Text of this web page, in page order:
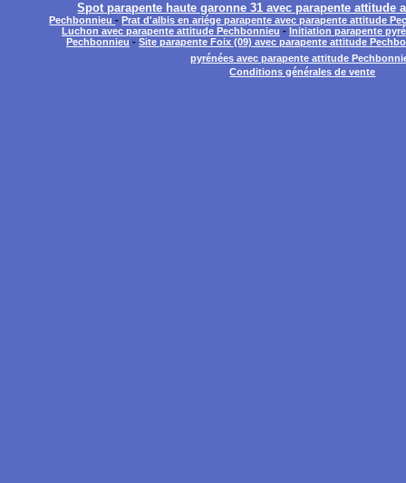
Spot parapente haute garonne 31 avec parapente attitude
Pechbonnieu- Prat d'albis en ariége parapente avec parapente attitude
Luchon avec parapente attitude Pechbonnieu - Initiation parapente
Pechbonnieu - Site parapente Foix (09) avec parapente attitude
pyrénées avec parapente attitude
Conditions générales de vente